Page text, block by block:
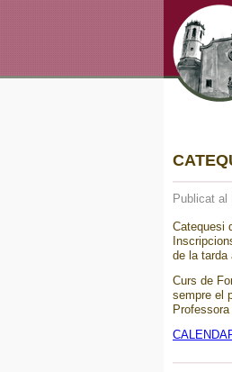
Publicat al
Catequesi
de la tarda
Curs de
sempre el